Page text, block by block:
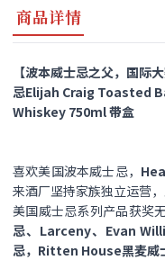
商品详情
【波本威士忌之父，国际
忌Elijah Craig Toasted
Whiskey 750ml 带盒
喜欢美国波本威士忌，
来酒厂坚持家族独立运营
美国威士忌系列产品获奖
忌、Larceny、Evan
忌，Ritten House黑麦威